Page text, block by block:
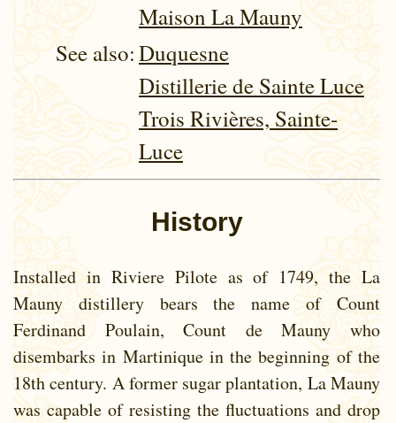
Maison La Mauny
See also:Duquesne
Distillerie de Sainte Luce
Trois Rivières, Sainte-
Luce
History
Installed in Riviere Pilote as of 1749, the La
Mauny distillery bears the name of Count
Ferdinand Poulain, Count de Mauny who
disembarks in Martinique in the beginning of the
18th century. A former sugar plantation, La Mauny
was capable of resisting the fluctuations and drop